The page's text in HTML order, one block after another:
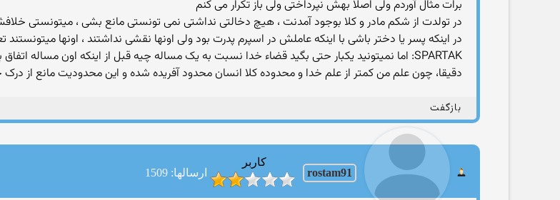
برات مثال آوردم ولی اصلا بهش نپرداختی ولی باز تکرار می کنم
در تولدت از شکم مادر و کلا بوجود آمدنت ، هیچ دخالتی نداشتی نمی تونستی مانع بشی ، میتونستی
در اینکه پسر یا دختر باشی با اینکه عاملش در اسپرم پدرت بود ولی اونها نقشی نداشتند ، اونها میتونستند
SPARTAK: اما نمیتونید یکبار حتی بگید قضاء خدا نسبت به یک مساله چیه قبل از اینکه اون مساله اتفاق بیفته
دقیقا، چون علم من کمتر از علم خدا و محدوده کلا انسان محدود آفریده شده و این محدودیت مانع از
بازگفت
rostam91
کاربر
ارسالها: 1509